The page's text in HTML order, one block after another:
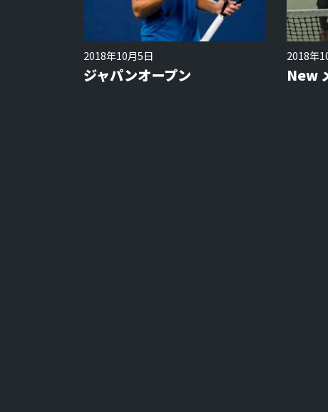
2018年10月5日
ジャパンオープン
2018年
New